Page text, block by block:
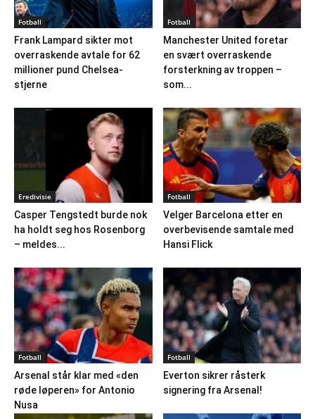
Fotball
Frank Lampard sikter mot
overraskende avtale for 62
millioner pund Chelsea-
stjerne
Fotball
Manchester United foretar
en svært overraskende
forsterkning av troppen –
som...
Eredivisie
Casper Tengstedt burde nok
ha holdt seg hos Rosenborg
– meldes...
Fotball
Velger Barcelona etter en
overbevisende samtale med
Hansi Flick
Fotball
Arsenal står klar med «den
røde løperen» for Antonio
Nusa
Fotball
Everton sikrer råsterk
signering fra Arsenal!